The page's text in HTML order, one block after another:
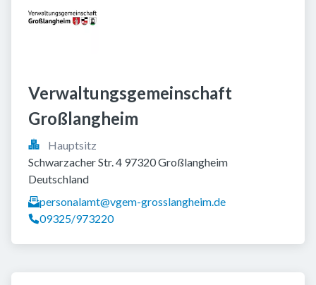
Verwaltungsgemeinschaft
Großlangheim
Hauptsitz
Schwarzacher Str. 4 97320 Großlangheim
Deutschland
personalamt@vgem-grosslangheim.de
09325/973220